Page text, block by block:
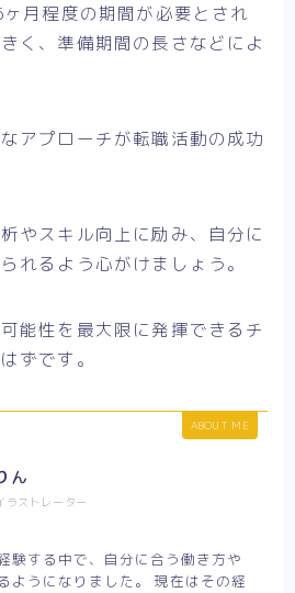
月程度の期間が必要とされ
く、準備期間の長さなどによ
アプローチが転職活動の成功
やスキル向上に励み、自分に
れるよう心がけましょう。
能性を最大限に発揮できるチ
ずです。
ABOUT ME
ん
ラストレーター
験する中で、自分に合う働き方や
ようになりました。 現在はその経